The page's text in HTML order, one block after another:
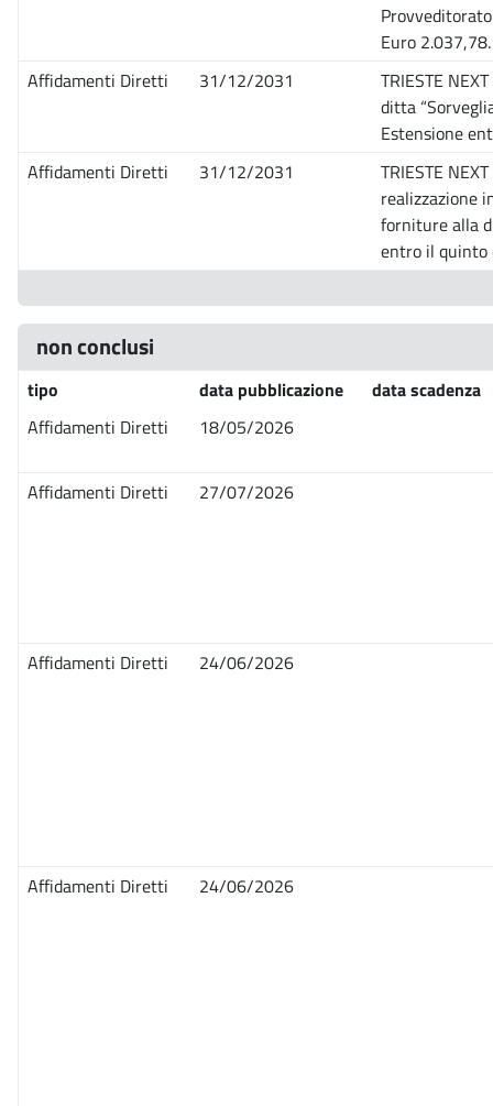
Euro 2.037,78.
Affidamenti Diretti
31/12/2031
TRIESTE
ditta
Estensione
Affidamenti Diretti
31/12/2031
TRIESTE
realizzazione
forniture alla
entro il quinto
non conclusi
tipo data pubblicazione
data scadenza
Affidamenti Diretti
18/05/2026
Affidamenti Diretti 27/07/2026
Affidamenti Diretti 24/06/2026
Affidamenti Diretti 24/06/2026